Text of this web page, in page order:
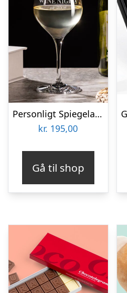
Personligt Spiegelau Hvidvinsglas med Gravering – Egen Tekst
kr. 195,00
Gå til shop